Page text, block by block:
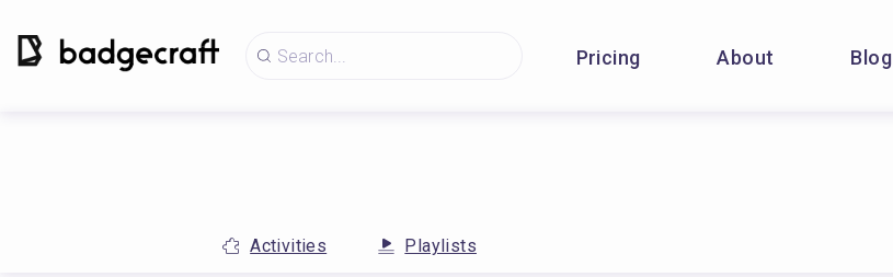
Pricing About Blog
Activities Playlists